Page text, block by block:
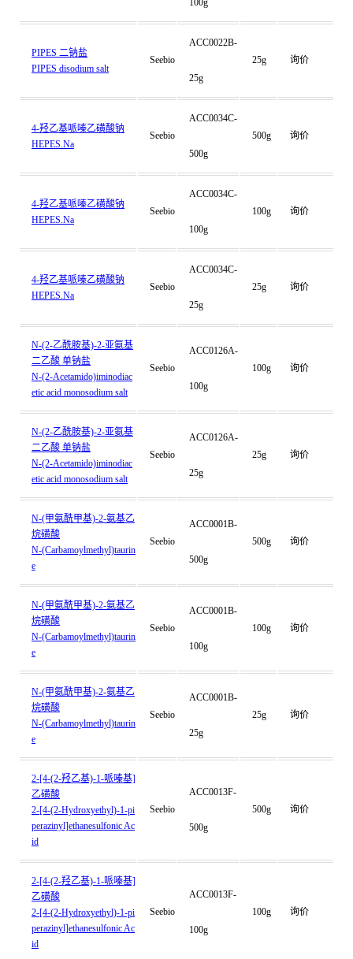
100g
PIPES 二钠盐
PIPES disodium salt
Seebio
ACC0022B-
25g
25g 询价
4-羟乙基哌嗪乙磺酸钠
HEPES.Na
Seebio
ACC0034C-
500g
500g 询价
4-羟乙基哌嗪乙磺酸钠
HEPES.Na
Seebio
ACC0034C-
100g
100g 询价
4-羟乙基哌嗪乙磺酸钠
HEPES.Na
Seebio
ACC0034C-
25g
25g 询价
N-(2-乙酰胺基)-2-亚氨基
二乙酸 单钠盐
N-(2-Acetamido)iminodiac
etic acid monosodium salt
Seebio
ACC0126A-
100g
100g 询价
N-(2-乙酰胺基)-2-亚氨基
二乙酸 单钠盐
N-(2-Acetamido)iminodiac
etic acid monosodium salt
Seebio
ACC0126A-
25g
25g 询价
N-(甲氨酰甲基)-2-氨基乙
烷磺酸
N-(Carbamoylmethyl)taurin
e
Seebio
ACC0001B-
500g
500g 询价
N-(甲氨酰甲基)-2-氨基乙
烷磺酸
N-(Carbamoylmethyl)taurin
e
Seebio
ACC0001B-
100g
100g 询价
N-(甲氨酰甲基)-2-氨基乙
烷磺酸
N-(Carbamoylmethyl)taurin
e
Seebio
ACC0001B-
25g
25g 询价
2-[4-(2-羟乙基)-1-哌嗪基]
乙磺酸
2-[4-(2-Hydroxyethyl)-1-pi
perazinyl]ethanesulfonic Ac
id
Seebio
ACC0013F-
500g
500g 询价
2-[4-(2-羟乙基)-1-哌嗪基]
乙磺酸
2-[4-(2-Hydroxyethyl)-1-pi
perazinyl]ethanesulfonic Ac
id
Seebio
ACC0013F-
100g
100g 询价